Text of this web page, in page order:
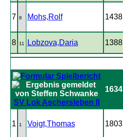
7 8 Mohs,Rolf 1438
8 11 Lobzova,Daria 1388
SV Lok Aschersleben II
1634
1 1 Voigt,Thomas 1803